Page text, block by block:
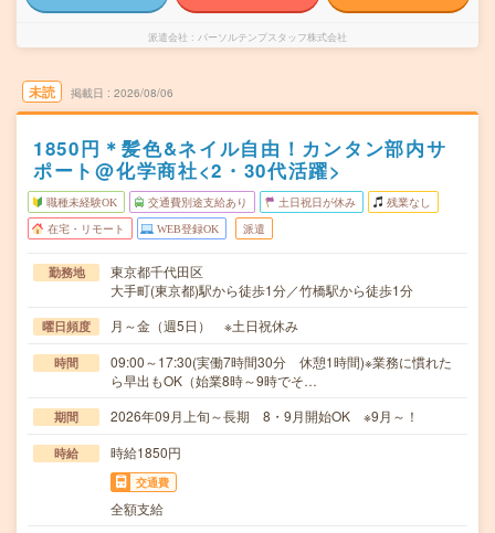
派遣会社 パーソルテンプスタッフ株式会社
未読 掲載日 2026/08/06
1850円＊髪色&ネイル自由！カンタン部内サ
ポート@化学商社<2・30代活躍>
職種未経験OK 交通費別途支給あり 土日祝日が休み 残業なし
在宅・リモート WEB登録OK 派遣
勤務地
東京都千代田区
大手町(東京都)駅から徒歩1分／竹橋駅から徒歩1分
曜日頻度 月～金（週5日） ※土日祝休み
時間
09:00～17:30(実働7時間30分 休憩1時間)※業務に慣れた
ら早出もOK（始業8時～9時でそ…
期間 2026年09月上旬～長期 8・9月開始OK ※9月～！
時給 時給1850円
交通費
全額支給